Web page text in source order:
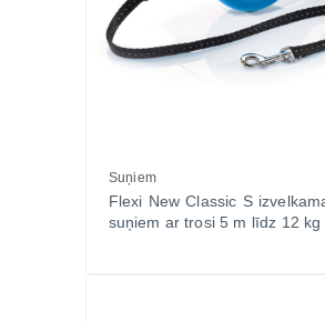
Suņiem
Flexi New Classic S
suņiem ar trosi 5 m līdz 12 kg